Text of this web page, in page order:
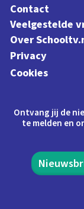
Contact
Veelgestelde
Over
Privacy
Cookies
Ontvang jij de
te melden en